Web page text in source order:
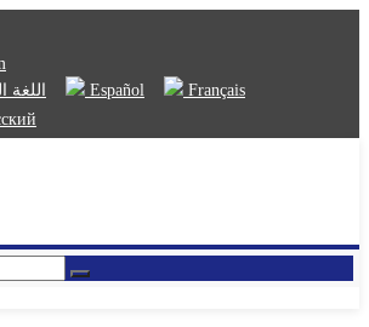
اللغة Español
Français